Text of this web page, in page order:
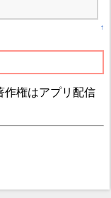
↑
作権はアプリ配信